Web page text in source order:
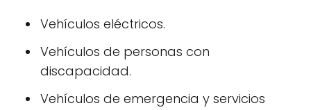
Vehículos eléctricos.
Vehículos de personas con
discapacidad.
Vehículos de emergencia y servicios